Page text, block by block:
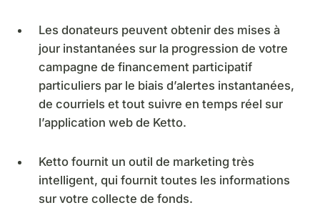
Les donateurs peuvent obtenir des mises à
jour instantanées sur la progression de votre
campagne de financement participatif
particuliers par le biais d’alertes instantanées,
de courriels et tout suivre en temps réel sur
l’application web de Ketto.
Ketto fournit un outil de marketing très
intelligent, qui fournit toutes les informations
sur votre collecte de fonds.